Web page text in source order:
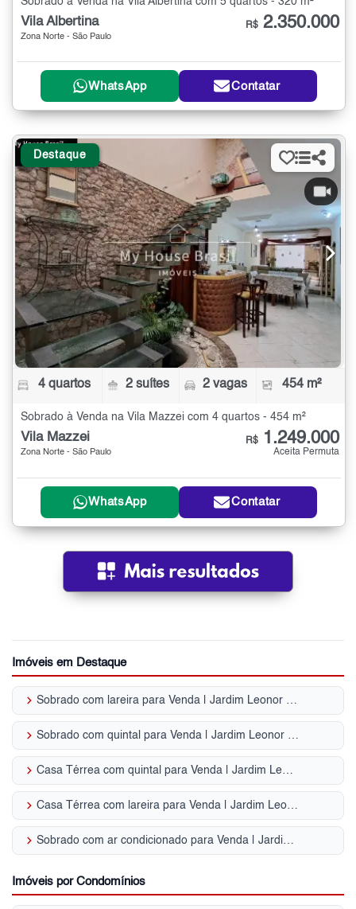
Vila Albertina
Zona Norte - São Paulo
R$ 2.350.000
WhatsApp Contatar
Destaque
4 quartos 2 suítes 2 vagas 454 m²
Sobrado à Venda na Vila Mazzei com 4 quartos - 454 m²
Vila Mazzei
Zona Norte - São Paulo
R$ 1.249.000
Aceita Permuta
WhatsApp Contatar
Imóveis em Destaque
keyboard_arrow_right Sobrado com lareira para Venda | Jardim Leonor Mendes de Barros
keyboard_arrow_right Sobrado com quintal para Venda | Jardim Leonor Mendes de Barros
keyboard_arrow_right Casa Térrea com quintal para Venda | Jardim Leonor Mendes de Barros
keyboard_arrow_right Casa Térrea com lareira para Venda | Jardim Leonor Mendes de Barros
keyboard_arrow_right Sobrado com ar condicionado para Venda | Jardim Leonor Mendes de Barros
Imóveis por Condomínios